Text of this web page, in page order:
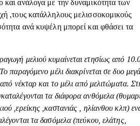
και ανάλογα με την δυναμικότητα των
,τους κατάλληλους μελισσοκομικούς
ανά κυψέλη μπορεί και φθάσει τα
μελιού κυμαίνεται ετησίως από
παραγόμενο μέλι διακρίνεται σε δυο
νέκταρ και το μέλι από μελιτώματα.
τα διάφορα ανθόμελα
,ερείκης ,καστανιάς , ηλίανθου κλπ)
τα δασόμελα (πεύκου, ελάτης,